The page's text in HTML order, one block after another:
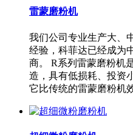
雷蒙磨粉机
我们公司专业生产大、
经验，科菲达已经成为
商。 R系列雷蒙磨粉机
造，具有低损耗、投资
它比传统的雷蒙磨粉机